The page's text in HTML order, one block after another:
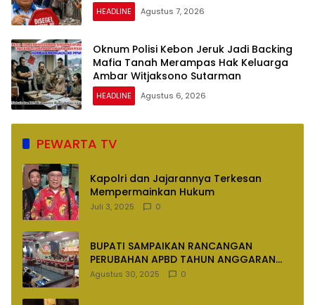
HEADLINE Agustus 7, 2026
Oknum Polisi Kebon Jeruk Jadi Backing
Mafia Tanah Merampas Hak Keluarga
Ambar Witjaksono Sutarman
HEADLINE Agustus 6, 2026
PEWARTA TV
Kapolri dan Jajarannya Terkesan
Mempermainkan Hukum
Juli 3, 2025 0
BUPATI SAMPAIKAN RANCANGAN
PERUBAHAN APBD TAHUN ANGGARAN
2025
Agustus 30, 2025 0